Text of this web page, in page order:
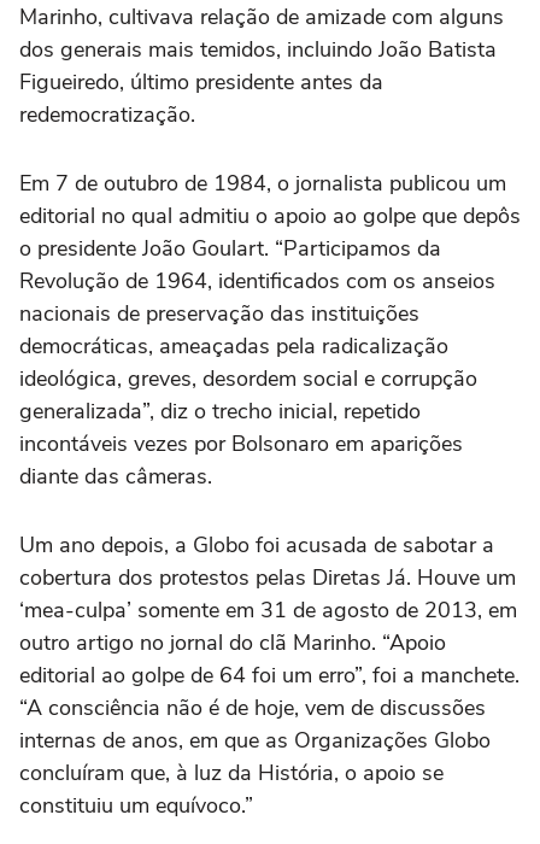
Marinho, cultivava relação de amizade com alguns
dos generais mais temidos, incluindo João Batista
Figueiredo, último presidente antes da
redemocratização.
Em 7 de outubro de 1984, o jornalista publicou um
editorial no qual admitiu o apoio ao golpe que depôs
o presidente João Goulart. “Participamos da
Revolução de 1964, identificados com os anseios
nacionais de preservação das instituições
democráticas, ameaçadas pela radicalização
ideológica, greves, desordem social e corrupção
generalizada”, diz o trecho inicial, repetido
incontáveis vezes por Bolsonaro em aparições
diante das câmeras.
Um ano depois, a Globo foi acusada de sabotar a
cobertura dos protestos pelas Diretas Já. Houve um
‘mea-culpa’ somente em 31 de agosto de 2013, em
outro artigo no jornal do clã Marinho. “Apoio
editorial ao golpe de 64 foi um erro”, foi a manchete.
“A consciência não é de hoje, vem de discussões
internas de anos, em que as Organizações Globo
concluíram que, à luz da História, o apoio se
constituiu um equívoco.”